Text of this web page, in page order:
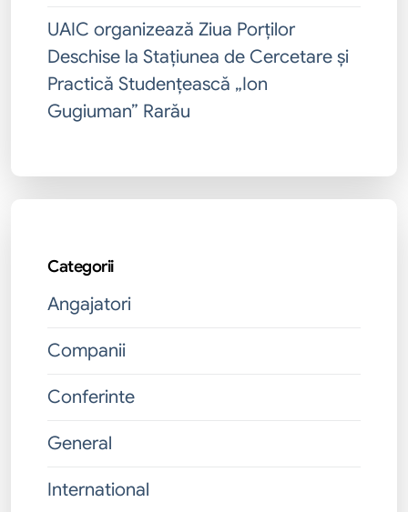
UAIC organizează Ziua Porților
Deschise la Stațiunea de Cercetare și
Practică Studențească „Ion
Gugiuman” Rarău
Categorii
Angajatori
Companii
Conferinte
General
International